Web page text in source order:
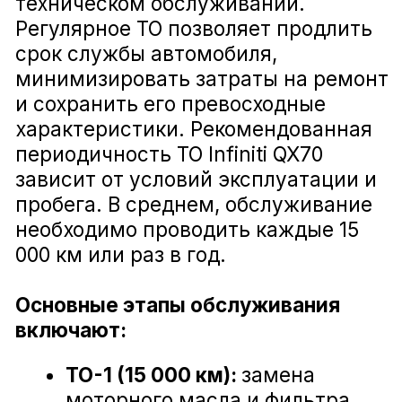
Замена стоек стабилизатора Infiniti QX70
Замена втулок стабилизатора Infiniti QX70
Замена амортизатора подвески Infiniti QX70
Замена жидкости ГУР Infiniti QX70
топлива.
Снижает риск появления
неисправностей.
Гарантирует безопасность на
дороге.
Запишитесь на ТО Infiniti QX70 в
Воронеже
Доверьте обслуживание своего
автомобиля профессионалам, чтобы
наслаждаться каждым километром
пути. Официальное ТО Infiniti QX70 —
это уверенность в надежной работе
вашего автомобиля и удовольствие
от вождения. С Infiniti QX70 вы готовы